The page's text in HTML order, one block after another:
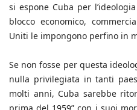
si espone Cuba per
blocco economico,
Uniti le impongono perfino in
Se non fosse per questa
nulla privilegiata in tanti
molti anni, Cuba sarebbe